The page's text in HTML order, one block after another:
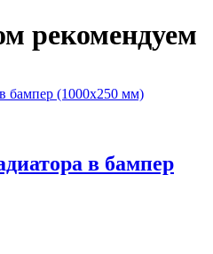
рекомендуем
в бампер